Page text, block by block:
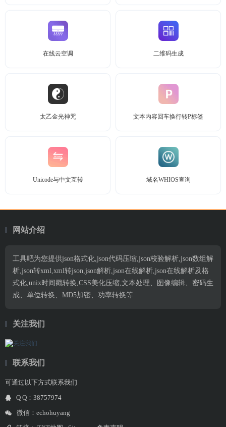
在线云空调 二维码生成
太乙金光神咒 文本内容回车换行转P标签
Unicode与中文互转 域名WHIOS查询
网站介绍
工具吧为您提供json格式化,json代码压缩,json校验解析,json数组解
析,json转xml,xml转json,json解析,json在线解析,json在线解析及格
式化,unix时间戳转换,CSS美化压缩,文本处理、图像编辑、密码生
成、单位转换、MD5加密、功率转换等
关注我们
联系我们
可通过以下方式联系我们
Q Q：38757974
微信：echohuyang